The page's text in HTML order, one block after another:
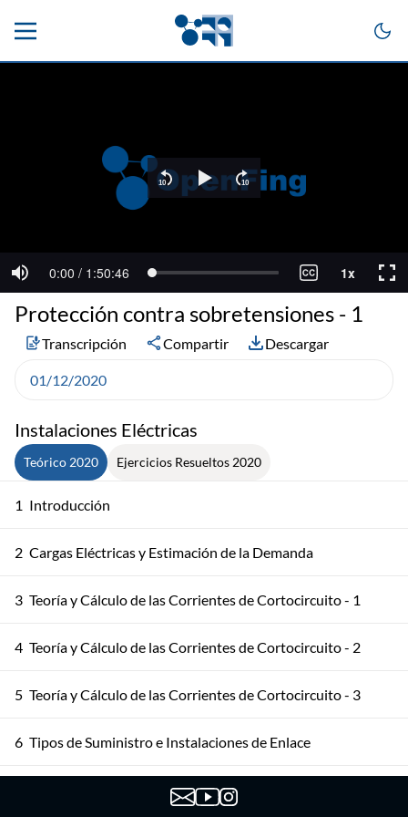
Instalaciones Eléctricas
Teórico 2020 Ejercicios Resueltos 2020
1 Introducción
2 Cargas Eléctricas y Estimación de la Demanda
3 Teoría y Cálculo de las Corrientes de Cortocircuito - 1
4 Teoría y Cálculo de las Corrientes de Cortocircuito - 2
5 Teoría y Cálculo de las Corrientes de Cortocircuito - 3
6 Tipos de Suministro e Instalaciones de Enlace
Canalizaciones Eléctricas - 1
Protección contra sobretensiones - 1
Transcripción Compartir Descargar
01/12/2020